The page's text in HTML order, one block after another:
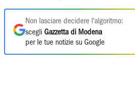
Non lasciare decidere l'algoritmo:
scegli Gazzetta di Modena
per le tue notizie su Google